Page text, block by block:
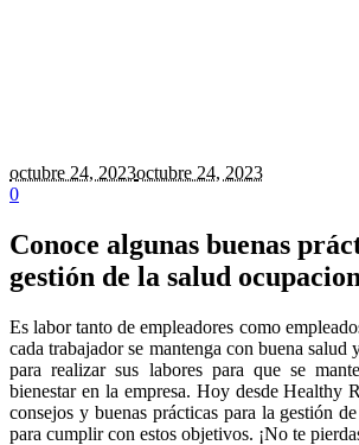
octubre 24, 2023octubre 24, 2023
0
Conoce algunas buenas
gestión de la salud
Es labor tanto de empleadores como
cada trabajador se mantenga con buena salud
para realizar sus labores para que se
bienestar en la empresa. Hoy desde Healthy
consejos y buenas prácticas para la gestión
para cumplir con estos objetivos. ¡No te